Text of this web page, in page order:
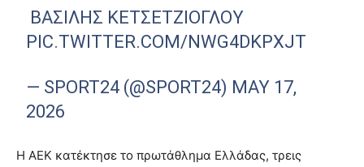
ΒΑΣΊΛΗΣ ΚΕΤΣΕΤΖΊΟΓΛΟΥ
PIC.TWITTER.COM/NWG4DKPXJT
— SPORT24 (@SPORT24) MAY 17,
2026
Η ΑΕΚ κατέκτησε το πρωτάθλημα Ελλάδας, τρεις